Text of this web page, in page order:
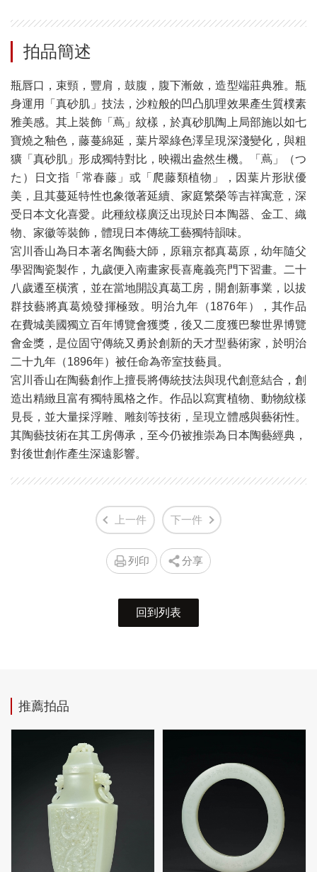
拍品簡述
瓶唇口，束頸，豐肩，鼓腹，腹下漸斂，造型端莊典雅。瓶
身運用「真砂肌」技法，沙粒般的凹凸肌理效果產生質樸素
雅美感。其上裝飾「蔦」紋樣，於真砂肌陶上局部施以如七
寶燒之釉色，藤蔓綿延，葉片翠綠色澤呈現深淺變化，與粗
獷「真砂肌」形成獨特對比，映襯出盎然生機。「蔦」（つ
た）日文指「常春藤」或「爬藤類植物」，因葉片形狀優
美，且其蔓延特性也象徵著延續、家庭繁榮等吉祥寓意，深
受日本文化喜愛。此種紋樣廣泛出現於日本陶器、金工、織
物、家徽等裝飾，體現日本傳統工藝獨特韻味。
宮川香山為日本著名陶藝大師，原籍京都真葛原，幼年隨父
學習陶瓷製作，九歲便入南畫家長喜庵義亮門下習畫。二十
八歲遷至橫濱，並在當地開設真葛工房，開創新事業，以拔
群技藝將真葛燒發揮極致。明治九年（1876年），其作品
在費城美國獨立百年博覽會獲獎，後又二度獲巴黎世界博覽
會金獎，是位固守傳統又勇於創新的天才型藝術家，於明治
二十九年（1896年）被任命為帝室技藝員。
宮川香山在陶藝創作上擅長將傳統技法與現代創意結合，創
造出精緻且富有獨特風格之作。作品以寫實植物、動物紋樣
見長，並大量採浮雕、雕刻等技術，呈現立體感與藝術性。
其陶藝技術在其工房傳承，至今仍被推崇為日本陶藝經典，
對後世創作產生深遠影響。
上一件 下一件
列印 分享
回到列表
推薦拍品